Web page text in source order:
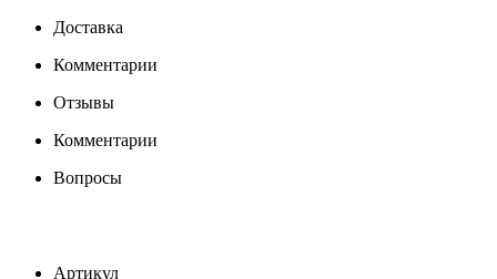
Доставка
Комментарии
Отзывы
Комментарии
Вопросы
Артикул